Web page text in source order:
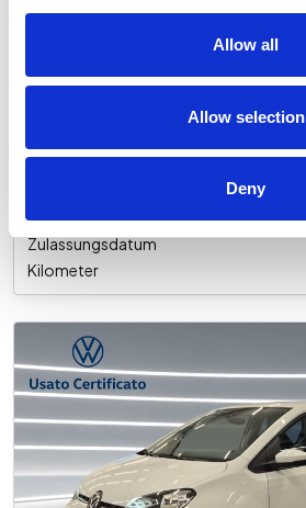
Allow all
Allow selection
Deny
5p 1.6 tdi trendline 80cv
Gebraucht
Inkl. MwSt.
Kraftstoff
Zulassungsdatum
Kilometer